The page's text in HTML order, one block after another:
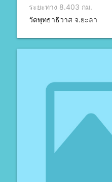
ระยะทาง 8.403 กม.
วัดพุทธาธิวาส จ.ยะลา